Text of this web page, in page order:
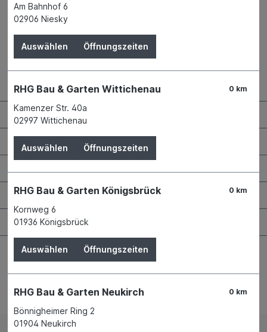
Kontaktdaten und Öffnungszeiten
RHG Helfer
Wissenswertes
Bauen & Renovieren
Garten & Landschaftsbau
Bestellung widerrufen
Am Bahnhof 6
02906 Niesky
Auswählen Öffnungszeiten
0 km
RHG Bau & Garten Wittichenau
Kamenzer Str. 40a
02997 Wittichenau
Auswählen Öffnungszeiten
0 km
RHG Bau & Garten Königsbrück
Kornweg 6
01936 Königsbrück
Auswählen Öffnungszeiten
0 km
RHG Bau & Garten Neukirch
Bönnigheimer Ring 2
01904 Neukirch